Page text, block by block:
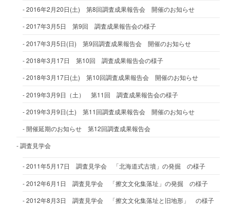
2016年2月20日(土) 第8回調査成果報告会 開催のお知らせ
2017年3月5日 第9回 調査成果報告会の様子
2017年3月5日(日) 第9回調査成果報告会 開催のお知らせ
2018年3月17日 第10回 調査成果報告会の様子
2018年3月17日(土) 第10回調査成果報告会 開催のお知らせ
2019年3月9日（土） 第11回 調査成果報告会の様子
2019年3月9日(土) 第11回調査成果報告会 開催のお知らせ
開催延期のお知らせ 第12回調査成果報告会
調査見学会
2011年5月17日 調査見学会 「北海道式古墳」の発掘 の様子
2012年6月1日 調査見学会 「擦文文化集落址」の発掘 の様子
2012年8月3日 調査見学会 「擦文文化集落址と旧地形」 の様子